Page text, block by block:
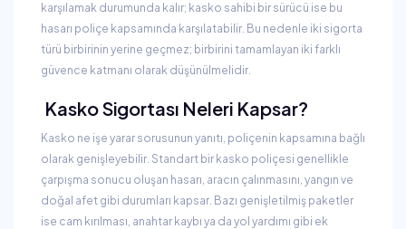
karşılamak durumunda kalır; kasko sahibi bir sürücü ise bu
hasarı poliçe kapsamında karşılatabilir. Bu nedenle iki sigorta
türü birbirinin yerine geçmez; birbirini tamamlayan iki farklı
güvence katmanı olarak düşünülmelidir.
Kasko Sigortası Neleri Kapsar?
Kasko ne işe yarar sorusunun yanıtı, poliçenin kapsamına bağlı
olarak genişleyebilir. Standart bir kasko poliçesi genellikle
çarpışma sonucu oluşan hasarı, aracın çalınmasını, yangın ve
doğal afet gibi durumları kapsar. Bazı genişletilmiş paketler
ise cam kırılması, anahtar kaybı ya da yol yardımı gibi ek